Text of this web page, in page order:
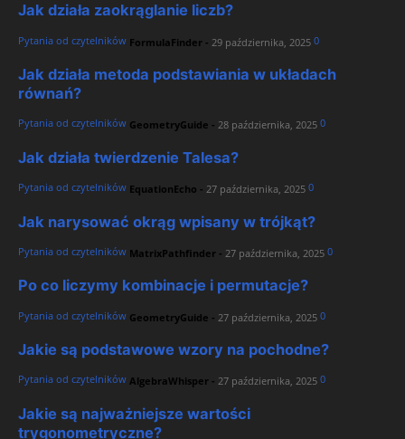
Jak działa zaokrąglanie liczb?
Pytania od czytelników FormulaFinder - 29 października, 2025 0
Jak działa metoda podstawiania w układach
równań?
Pytania od czytelników GeometryGuide - 28 października, 2025 0
Jak działa twierdzenie Talesa?
Pytania od czytelników EquationEcho - 27 października, 2025 0
Jak narysować okrąg wpisany w trójkąt?
Pytania od czytelników MatrixPathfinder - 27 października, 2025 0
Po co liczymy kombinacje i permutacje?
Pytania od czytelników GeometryGuide - 27 października, 2025 0
Jakie są podstawowe wzory na pochodne?
Pytania od czytelników AlgebraWhisper - 27 października, 2025 0
Jakie są najważniejsze wartości
trygonometryczne?